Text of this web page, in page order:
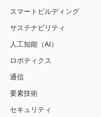
スマートビルディング
サステナビリティ
人工知能（AI）
ロボティクス
通信
要素技術
セキュリティ